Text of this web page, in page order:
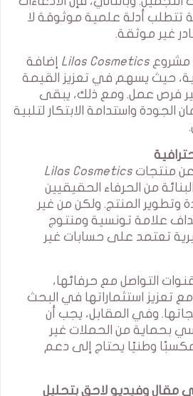
تتطلب أدلة علمية موثوقة لا
غير موثقة.
مشروع Lilas Cosmetics إضافة
حيث يسهم في تعزيز القيمة
فرص عمل. ومع ذلك، يبقى
الجودة واستدامة الابتكار لتلبية
عن منتجات Lilas Cosmetics
من الحرفاء الحقيقيين
وتطوير المنتج. ولكن من غير
علامة تونسية ومنتوج
تعتمد على حسابات غير
التواصل مع حرفائها،
تعزيز استثماراتها في البحث
وفي المقابل، يجب أن
بحماية من الحملات غير
مكسبًا وطنيًا يحتاج إلى دعم
مقال وفيديو لاحق بتحليل